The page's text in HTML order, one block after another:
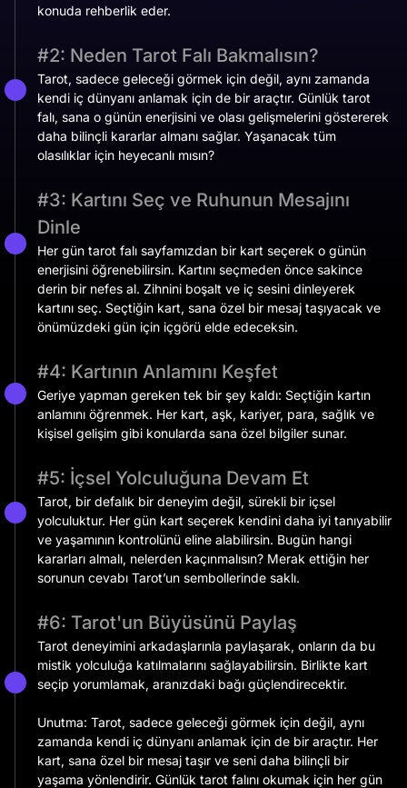
konuda rehberlik eder.​
#2: Neden Tarot Falı Bakmalısın?
Tarot, sadece geleceği görmek için değil, aynı zamanda
kendi iç dünyanı anlamak için de bir araçtır. Günlük tarot
falı, sana o günün enerjisini ve olası gelişmelerini göstererek
daha bilinçli kararlar almanı sağlar.​ Yaşanacak tüm
olasılıklar için heyecanlı mısın?
#3: Kartını Seç ve Ruhunun Mesajını
Dinle
Her gün tarot falı sayfamızdan bir kart seçerek o günün
enerjisini öğrenebilirsin. Kartını seçmeden önce sakince
derin bir nefes al. Zihnini boşalt ve iç sesini dinleyerek
kartını seç. Seçtiğin kart, sana özel bir mesaj taşıyacak ve
önümüzdeki gün için içgörü elde edeceksin.
#4: Kartının Anlamını Keşfet
Geriye yapman gereken tek bir şey kaldı: Seçtiğin kartın
anlamını öğrenmek. Her kart, aşk, kariyer, para, sağlık ve
kişisel gelişim gibi konularda sana özel bilgiler sunar.
#5: İçsel Yolculuğuna Devam Et
Tarot, bir defalık bir deneyim değil, sürekli bir içsel
yolculuktur. Her gün kart seçerek kendini daha iyi tanıyabilir
ve yaşamının kontrolünü eline alabilirsin.​ Bugün hangi
kararları almalı, nelerden kaçınmalısın? Merak ettiğin her
sorunun cevabı Tarot’un sembollerinde saklı.
#6: Tarot'un Büyüsünü Paylaş
Tarot deneyimini arkadaşlarınla paylaşarak, onların da bu
mistik yolculuğa katılmalarını sağlayabilirsin. Birlikte kart
seçip yorumlamak, aranızdaki bağı güçlendirecektir.​
Unutma: Tarot, sadece geleceği görmek için değil, aynı
zamanda kendi iç dünyanı anlamak için de bir araçtır. Her
kart, sana özel bir mesaj taşır ve seni daha bilinçli bir
yaşama yönlendirir. Günlük tarot falını okumak için her gün